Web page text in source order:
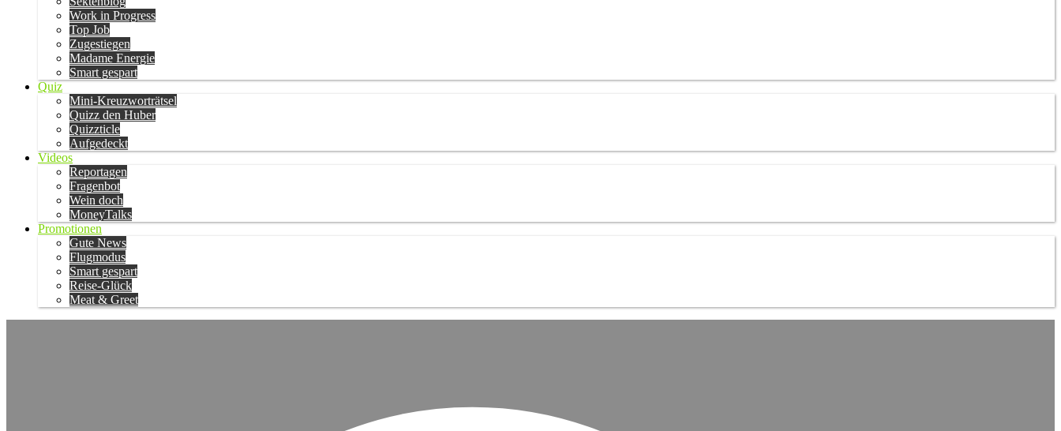
Work in Progress
Top Job
Zugestiegen
Madame Energie
Smart gespart
Quiz
Mini-Kreuzworträtsel
Quizz den Huber
Quizzticle
Aufgedeckt
Videos
Reportagen
Fragenbot
Wein doch
MoneyTalks
Promotionen
Gute News
Flugmodus
Smart gespart
Reise-Glück
Meat & Greet